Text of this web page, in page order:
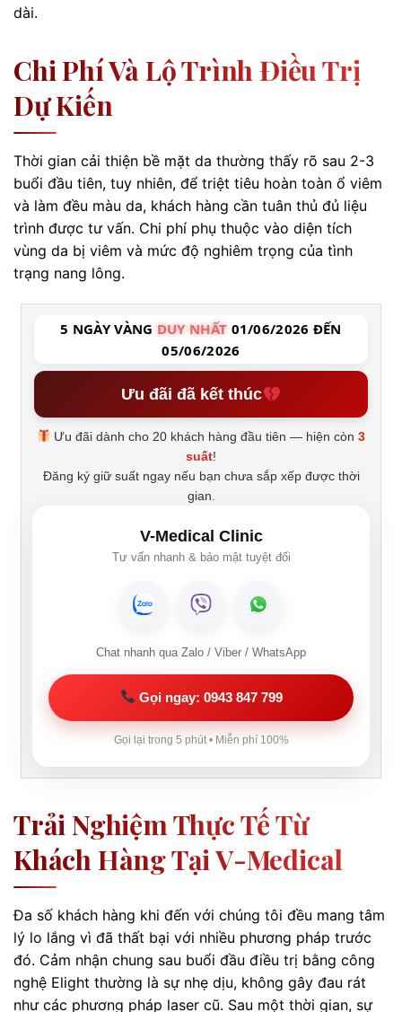
dài.
Chi Phí Và Lộ Trình Điều Trị
Dự Kiến
Thời gian cải thiện bề mặt da thường thấy rõ sau 2-3
buổi đầu tiên, tuy nhiên, để triệt tiêu hoàn toàn ổ viêm
và làm đều màu da, khách hàng cần tuân thủ đủ liệu
trình được tư vấn. Chi phí phụ thuộc vào diện tích
vùng da bị viêm và mức độ nghiêm trọng của tình
trạng nang lông.
5 NGÀY VÀNG DUY NHẤT 01/06/2026 ĐẾN
05/06/2026
Ưu đãi đã kết thúc
Ưu đãi dành cho 20 khách hàng đầu tiên — hiện còn3
suất!
Đăng ký giữ suất ngay nếu bạn chưa sắp xếp được thời
gian.
V-Medical Clinic
Tư vấn nhanh & bảo mật tuyệt đối
Chat nhanh qua Zalo / Viber / WhatsApp
Gọi ngay: 0943 847 799
Gọi lại trong 5 phút • Miễn phí 100%
Trải Nghiệm Thực Tế Từ
Khách Hàng Tại V-Medical
Đa số khách hàng khi đến với chúng tôi đều mang tâm
lý lo lắng vì đã thất bại với nhiều phương pháp trước
đó. Cảm nhận chung sau buổi đầu điều trị bằng công
nghệ Elight thường là sự nhẹ dịu, không gây đau rát
như các phương pháp laser cũ. Sau một thời gian, sự